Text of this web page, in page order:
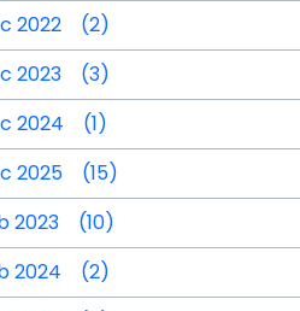
2022 (2)
2023 (3)
2024 (1)
2025 (15)
2023 (10)
2024 (2)